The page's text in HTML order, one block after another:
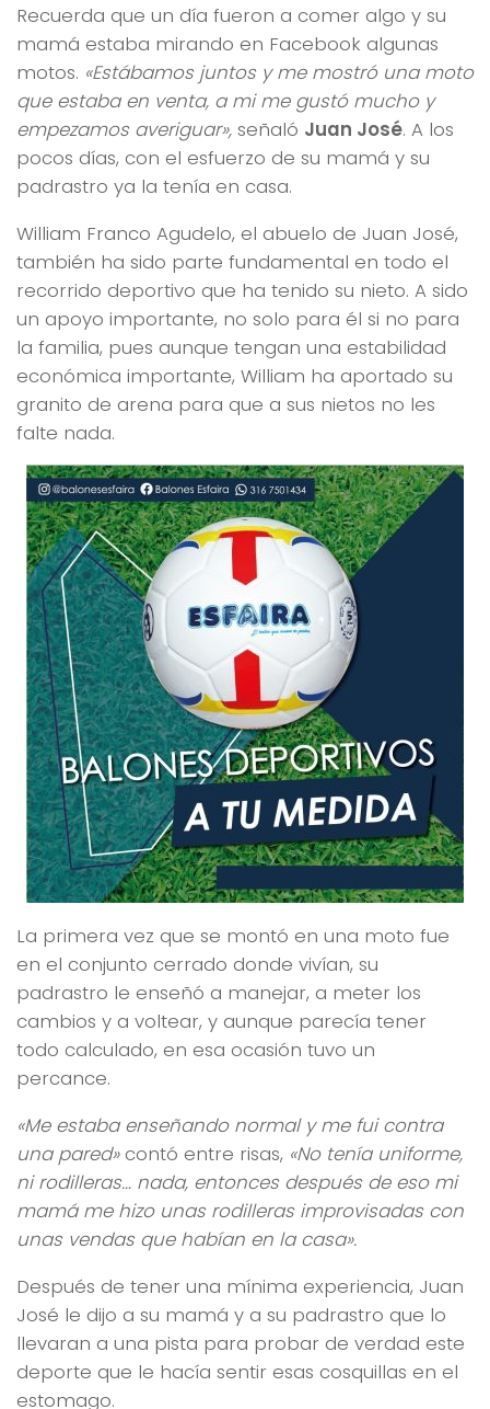
Recuerda que un día fueron a comer algo y su
mamá estaba mirando en Facebook algunas
motos. «Estábamos juntos y me mostró una moto
que estaba en venta, a mi me gustó mucho y
empezamos averiguar», señaló Juan José. A los
pocos días, con el esfuerzo de su mamá y su
padrastro ya la tenía en casa.
William Franco Agudelo, el abuelo de Juan José,
también ha sido parte fundamental en todo el
recorrido deportivo que ha tenido su nieto. A sido
un apoyo importante, no solo para él si no para
la familia, pues aunque tengan una estabilidad
económica importante, William ha aportado su
granito de arena para que a sus nietos no les
falte nada.
La primera vez que se montó en una moto fue
en el conjunto cerrado donde vivían, su
padrastro le enseñó a manejar, a meter los
cambios y a voltear, y aunque parecía tener
todo calculado, en esa ocasión tuvo un
percance.
«Me estaba enseñando normal y me fui contra
una pared»contó entre risas, «No tenía uniforme,
ni rodilleras… nada, entonces después de eso mi
mamá me hizo unas rodilleras improvisadas con
unas vendas que habían en la casa».
Después de tener una mínima experiencia, Juan
José le dijo a su mamá y a su padrastro que lo
llevaran a una pista para probar de verdad este
deporte que le hacía sentir esas cosquillas en el
estomago.